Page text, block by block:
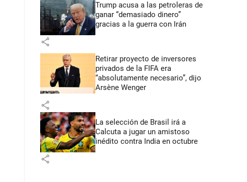
Trump acusa a las petroleras de
ganar “demasiado dinero”
gracias a la guerra con Irán
share
Retirar proyecto de inversores
privados de la FIFA era
“absolutamente necesario”, dijo
Arsène Wenger
share
La selección de Brasil irá a
Calcuta a jugar un amistoso
inédito contra India en octubre
share